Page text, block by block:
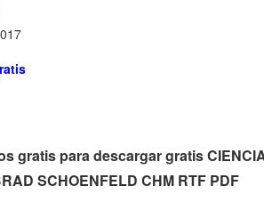
gratis para descargar gratis
SCHOENFELD CHM RTF PDF